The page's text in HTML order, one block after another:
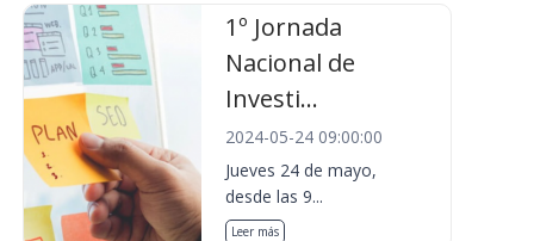
1º Jornada
Nacional de
Investi...
2024-05-24 09:00:00
Jueves 24 de mayo,
desde las 9...
Leer más